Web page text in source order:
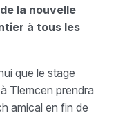
la nouvelle
à tous les
que le stage
Tlemcen prendra
amical en fin de